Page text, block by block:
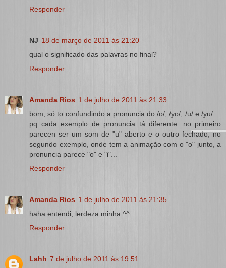
Responder
NJ 18 de março de 2011 às 21:20
qual o significado das palavras no final?
Responder
Amanda Rios 1 de julho de 2011 às 21:33
bom, só to confundindo a pronuncia do /o/, /yo/, /u/ e /yu/ ...
pq cada exemplo de pronuncia tá diferente. no primeiro
parecen ser um som de "u" aberto e o outro fechado, no
segundo exemplo, onde tem a animação com o "o" junto, a
pronuncia parece "o" e "i"...
Responder
Amanda Rios 1 de julho de 2011 às 21:35
haha entendi, lerdeza minha ^^
Responder
Lahh 7 de julho de 2011 às 19:51